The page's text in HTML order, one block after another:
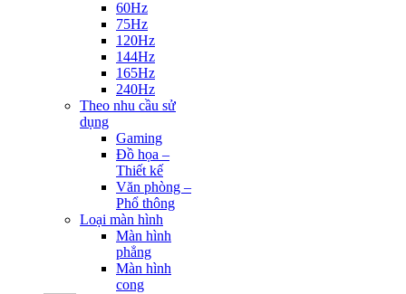
60Hz
75Hz
120Hz
144Hz
165Hz
240Hz
Theo nhu cầu sử
dụng
Gaming
Đồ họa –
Thiết kế
Văn phòng –
Phổ thông
Loại màn hình
Màn hình
phẳng
Màn hình
cong